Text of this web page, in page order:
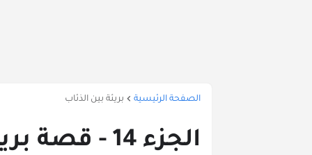
الصفحة الرئيسية بريئة بين الذئاب
الجزء 14 - قصة بريئة بين الذئاب